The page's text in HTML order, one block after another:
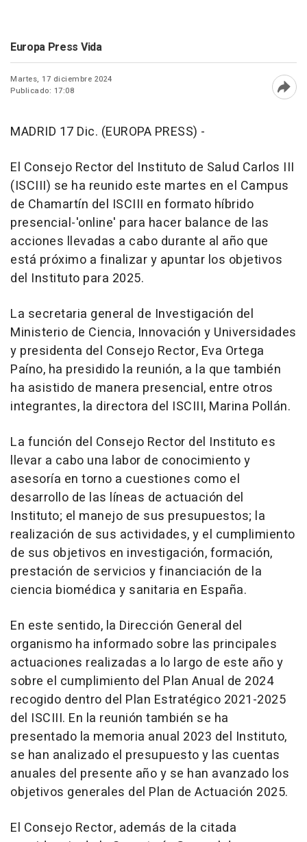
Europa Press Vida
Martes, 17 diciembre 2024
Publicado: 17:08
MADRID 17 Dic. (EUROPA PRESS) -
El Consejo Rector del Instituto de Salud Carlos III
(ISCIII) se ha reunido este martes en el Campus
de Chamartín del ISCIII en formato híbrido
presencial-'online' para hacer balance de las
acciones llevadas a cabo durante al año que
está próximo a finalizar y apuntar los objetivos
del Instituto para 2025.
La secretaria general de Investigación del
Ministerio de Ciencia, Innovación y Universidades
y presidenta del Consejo Rector, Eva Ortega
Paíno, ha presidido la reunión, a la que también
ha asistido de manera presencial, entre otros
integrantes, la directora del ISCIII, Marina Pollán.
La función del Consejo Rector del Instituto es
llevar a cabo una labor de conocimiento y
asesoría en torno a cuestiones como el
desarrollo de las líneas de actuación del
Instituto; el manejo de sus presupuestos; la
realización de sus actividades, y el cumplimiento
de sus objetivos en investigación, formación,
prestación de servicios y financiación de la
ciencia biomédica y sanitaria en España.
En este sentido, la Dirección General del
organismo ha informado sobre las principales
actuaciones realizadas a lo largo de este año y
sobre el cumplimiento del Plan Anual de 2024
recogido dentro del Plan Estratégico 2021-2025
del ISCIII. En la reunión también se ha
presentado la memoria anual 2023 del Instituto,
se han analizado el presupuesto y las cuentas
anuales del presente año y se han avanzado los
objetivos generales del Plan de Actuación 2025.
El Consejo Rector, además de la citada